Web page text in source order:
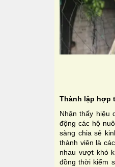
Thành lập hợp
Nhận thấy hiệu
động các hộ
sàng chia sẻ
thành viên là
nhau vượt khó
đồng thời kiểm